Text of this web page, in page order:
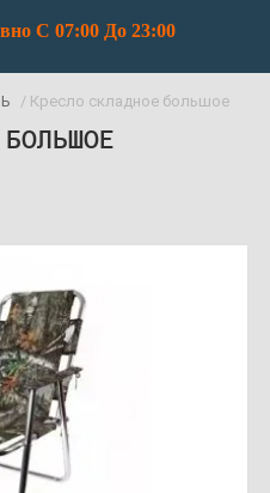
С 07:00 До 23:00
/ Кресло складное большое